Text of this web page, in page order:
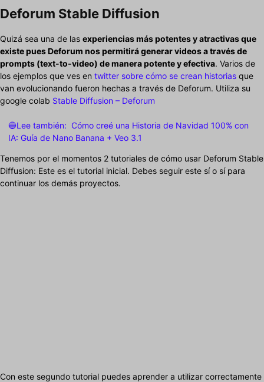
Deforum Stable Diffusion
Quizá sea una de las experiencias más potentes y atractivas que
existe pues Deforum nos permitirá generar videos a través de
prompts (text-to-video) de manera potente y efectiva. Varios de
los ejemplos que ves en twitter sobre cómo se crean historias que
van evolucionando fueron hechas a través de Deforum. Utiliza su
google colab Stable Diffusion – Deforum
🔵Lee también: Cómo creé una Historia de Navidad 100% con
IA: Guía de Nano Banana + Veo 3.1
Tenemos por el momentos 2 tutoriales de cómo usar Deforum Stable
Diffusion: Este es el tutorial inicial. Debes seguir este sí o sí para
continuar los demás proyectos.
Con este segundo tutorial puedes aprender a utilizar correctamente